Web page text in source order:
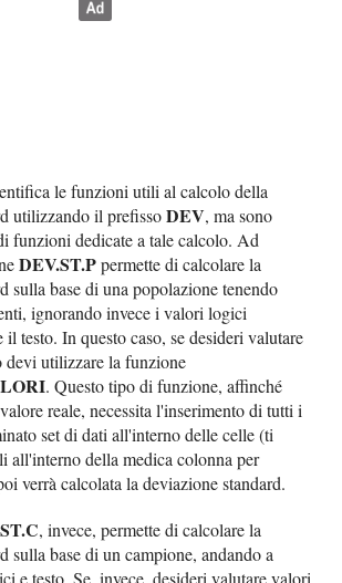
le funzioni utili al calcolo della
utilizzando il prefissoDEV, ma sono
funzioni dedicate a tale calcolo. Ad
DEV.ST.Ppermette di calcolare la
sulla base di una popolazione tenendo
ignorando invece i valori logici
testo. In questo caso, se desideri valutare
devi utilizzare la funzione
. Questo tipo di funzione, affinché
reale, necessita l'inserimento di tutti i
set di dati all'interno delle celle (ti
all'interno della medica colonna per
verrà calcolata la deviazione standard.
, invece, permette di calcolare la
sulla base di un campione, andando a